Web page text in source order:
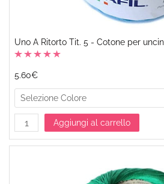
Uno A Ritorto Tit. 5 - Cotone per
5.60€
Aggiungi al carrello